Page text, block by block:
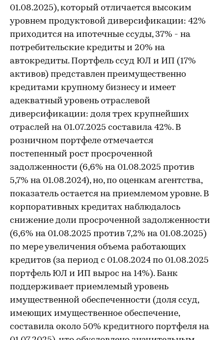
01.08.2025), который отличается высоким
уровнем продуктовой диверсификации: 42%
приходится на ипотечные ссуды, 37% - на
потребительские кредиты и 20% на
автокредиты. Портфель ссуд ЮЛ и ИП (17%
активов) представлен преимущественно
кредитами крупному бизнесу и имеет
адекватный уровень отраслевой
диверсификации: доля трех крупнейших
отраслей на 01.07.2025 составила 42%. В
розничном портфеле отмечается
постепенный рост просроченной
задолженности (6,6% на 01.08.2025 против
5,7% на 01.08.2024), но, по оценкам агентства,
показатель остается на приемлемом уровне. В
корпоративных кредитах наблюдалось
снижение доли просроченной задолженности
(6,6% на 01.08.2025 против 7,2% на 01.08.2025)
по мере увеличения объема работающих
кредитов (за период с 01.08.2024 по 01.08.2025
портфель ЮЛ и ИП вырос на 14%). Банк
поддерживает приемлемый уровень
имущественной обеспеченности (доля ссуд,
имеющих имущественное обеспечение,
составила около 50% кредитного портфеля на